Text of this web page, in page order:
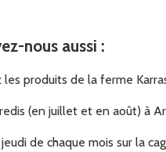
nous aussi :
les produits de la ferme
(en juillet et en août) à
de chaque mois sur la